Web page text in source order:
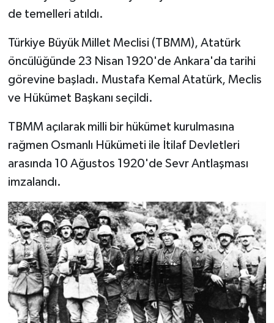
de temelleri atıldı.
Türkiye Büyük Millet Meclisi (TBMM), Atatürk
öncülüğünde 23 Nisan 1920'de Ankara'da tarihi
görevine başladı. Mustafa Kemal Atatürk, Meclis
ve Hükümet Başkanı seçildi.
TBMM açılarak milli bir hükümet kurulmasına
rağmen Osmanlı Hükümeti ile İtilaf Devletleri
arasında 10 Ağustos 1920'de Sevr Antlaşması
imzalandı.